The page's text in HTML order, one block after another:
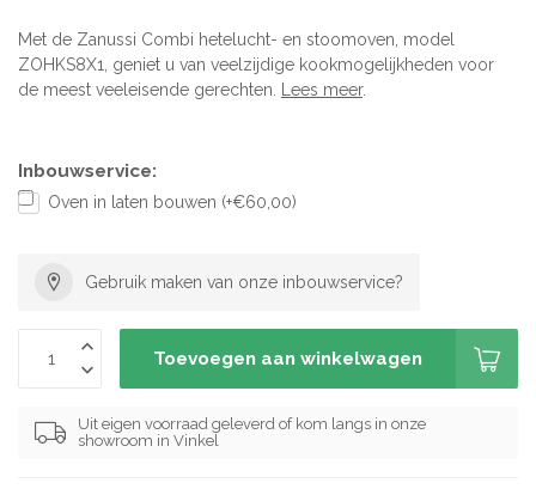
Met de Zanussi Combi hetelucht- en stoomoven, model
ZOHKS8X1, geniet u van veelzijdige kookmogelijkheden voor
de meest veeleisende gerechten. Lees meer.
Inbouwservice:
Oven in laten bouwen (+€60,00)
Gebruik maken van onze inbouwservice?
Toevoegen aan winkelwagen
Uit eigen voorraad geleverd of kom langs in onze
showroom in Vinkel